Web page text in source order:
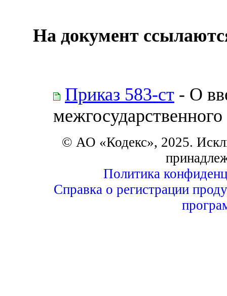
На документ
Приказ 583-ст - О
межгосударственного
© АО «Кодекс», 2025.
Политика
Справка о регистрации